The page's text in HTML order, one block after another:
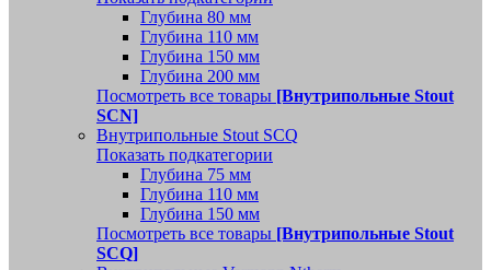
Глубина 80 мм
Глубина 110 мм
Глубина 150 мм
Глубина 200 мм
Посмотреть все товары [Внутрипольные Stout
SCN]
Внутрипольные Stout SCQ
Показать подкатегории
Глубина 75 мм
Глубина 110 мм
Глубина 150 мм
Посмотреть все товары [Внутрипольные Stout
SCQ]